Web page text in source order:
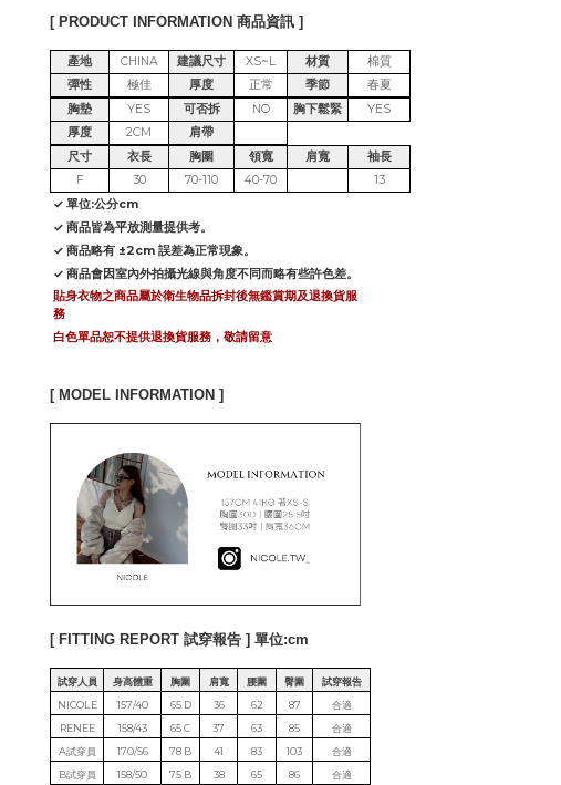
[ PRODUCT INFORMATION 商品資訊 ]
產地 CHINA 建議尺寸 XS~L 材質
棉質
彈性
極佳 厚度 正常 季節
春夏
胸墊
YES 可否拆 NO 胸下鬆緊
YES
厚度
2CM
肩帶
尺寸
衣長 胸圍 領寬 肩寬
袖長
F
30 70-110 40-70
13
✓ 單位:公分cm
✓ 商品皆為平放測量提供考。
✓ 商品略有 ±2cm 誤差為正常現象。
✓ 商品會因室內外拍攝光線與角度不同而略有些許色差。
貼身衣物之商品屬於衛生物品拆封後無鑑賞期及退換貨服
務
白色單品恕不提供退換貨服務，敬請留意
[ MODEL INFORMATION ]
[ FITTING REPORT 試穿報告 ] 單位:cm
試穿人員 身高體重 胸圍 肩寬 腰圍 臀圍
試穿報告
NICOLE
157/40 65 D 36 62 87
合適
RENEE
158/43 65 C 37 63 85
合適
A試穿員
170/56 78 B 41 83 103
合適
B試穿員
158/50 75 B 38 65 86
合適